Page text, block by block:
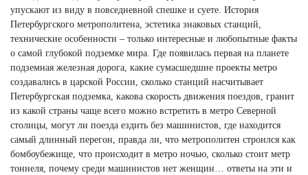
упускают из виду в повседневной спешке и суете. История
Петербургского метрополитена, эстетика знаковых станций,
технические особенности – только интересные и любопытные факты
о самой глубокой подземке мира. Где появилась первая на планете
подземная железная дорога, какие сумасшедшие проекты метро
создавались в царской России, сколько станций насчитывает
Петербургская подземка, какова скорость движения поездов, гранит
из какой страны чаще всего можно встретить в метро Северной
столицы, могут ли поезда ездить без машинистов, где находится
самый длинный перегон, правда ли, что метрополитен строился как
бомбоубежище, что происходит в метро ночью, сколько стоит метр
тоннеля, почему среди машинистов нет женщин… ответы на эти и